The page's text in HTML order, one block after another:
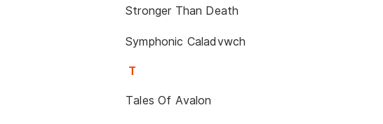
Stronger Than Death
Symphonic Caladvwch
T
Tales Of Avalon